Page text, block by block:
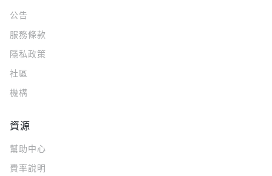
公告
服務條款
隱私政策
社區
機構
資源
幫助中心
費率說明